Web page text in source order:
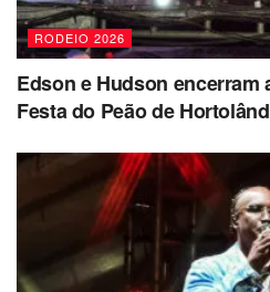
RODEIO 2026
Edson e Hudson encerram
Festa do Peão de